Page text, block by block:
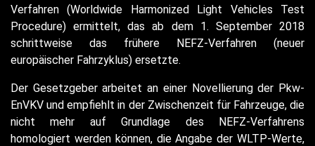
Verfahren (Worldwide Harmonized Light Vehicles Test
Procedure) ermittelt, das ab dem 1. September 2018
schrittweise das frühere NEFZ-Verfahren (neuer
europäischer Fahrzyklus) ersetzte.
Der Gesetzgeber arbeitet an einer Novellierung der Pkw-
EnVKV und empfiehlt in der Zwischenzeit für Fahrzeuge, die
nicht mehr auf Grundlage des NEFZ-Verfahrens
homologiert werden können, die Angabe der WLTP-Werte,